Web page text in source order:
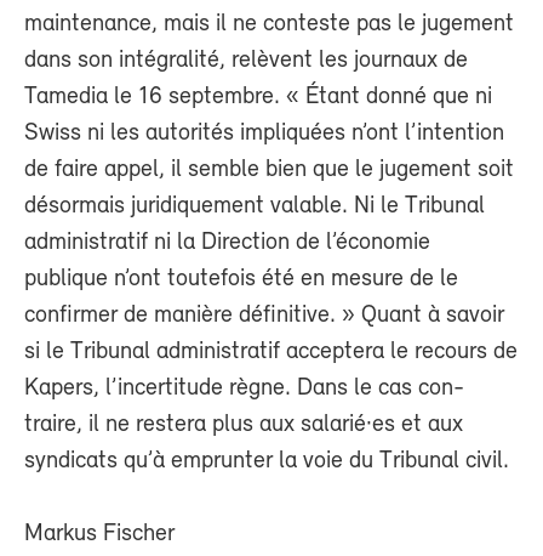
maintenance, mais il ne conteste pas le jugement
dans son intégralité, relèvent les journaux de
Tamedia le 16 septembre. « Étant donné que ni
Swiss ni les autorités impliquées n’ont l’intention
de faire appel, il semble bien que le jugement soit
désormais juridiquement valable. Ni le Tribunal
administratif ni la Direction de l’économie
publique n’ont toutefois été en mesure de le
confirmer de manière définitive. » Quant à savoir
si le Tribunal administratif acceptera le recours de
Kapers, l’incertitude règne. Dans le cas con-
traire, il ne restera plus aux salarié·es et aux
syndicats qu’à emprunter la voie du Tribunal civil.
Markus Fischer